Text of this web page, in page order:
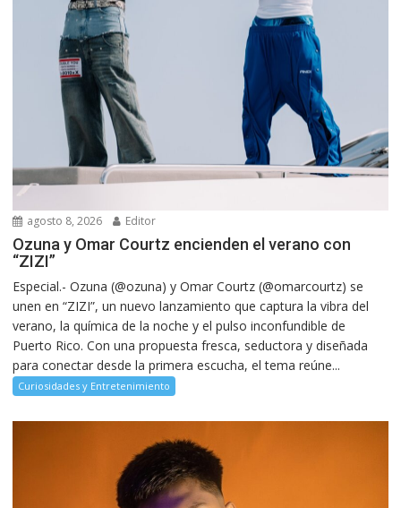
agosto 8, 2026 Editor
Ozuna y Omar Courtz encienden el verano con
“ZIZI”
Especial.- Ozuna (@ozuna) y Omar Courtz (@omarcourtz) se
unen en “ZIZI”, un nuevo lanzamiento que captura la vibra del
verano, la química de la noche y el pulso inconfundible de
Puerto Rico. Con una propuesta fresca, seductora y diseñada
para conectar desde la primera escucha, el tema reúne...
Curiosidades y Entretenimiento